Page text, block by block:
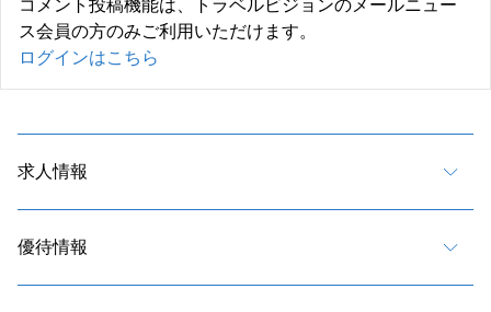
コメント投稿機能は、トラベルビジョンのメールニュー
ス会員の方のみご利用いただけます。
ログインはこちら
求人情報
優待情報